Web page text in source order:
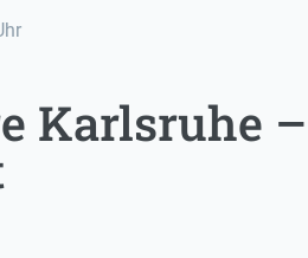
Karlsruhe